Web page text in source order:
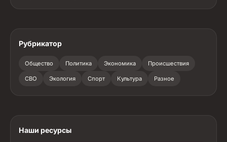
Рубрикатор
Общество Политика Экономика Происшествия
СВО Экология Спорт Культура Разное
Наши ресурсы